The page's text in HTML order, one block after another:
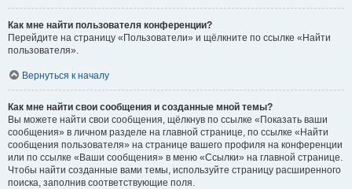
Как мне найти пользователя конференции?
Перейдите на страницу «Пользователи» и щёлкните по ссылке «Найти
пользователя».
Вернуться к началу
Как мне найти свои сообщения и созданные мной темы?
Вы можете найти свои сообщения, щёлкнув по ссылке «Показать ваши
сообщения» в личном разделе на главной странице, по ссылке «Найти
сообщения пользователя» на странице вашего профиля на конференции
или по ссылке «Ваши сообщения» в меню «Ссылки» на главной странице.
Чтобы найти созданные вами темы, используйте страницу расширенного
поиска, заполнив соответствующие поля.